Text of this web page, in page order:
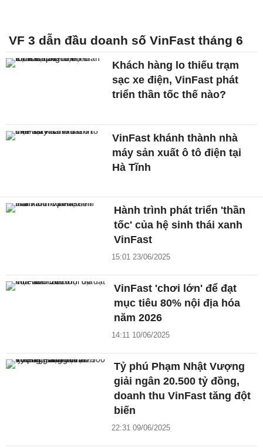
VF 3 dẫn đầu doanh số VinFast tháng 6
Khách hàng lo thiếu trạm
sạc xe điện, VinFast phát
triển thần tốc thế nào?
VinFast khánh thành nhà
máy sản xuất ô tô điện tại
Hà Tĩnh
Hành trình phát triển 'thần
tốc' của hệ sinh thái xanh
VinFast
15:01 23/06/2025
VinFast 'chơi lớn' để đạt
mục tiêu 80% nội địa hóa
năm 2026
14:11 10/06/2025
Tỷ phú Phạm Nhật Vượng
giải ngân 20.500 tỷ đồng,
doanh thu VinFast tăng đột
biến
22:31 09/06/2025